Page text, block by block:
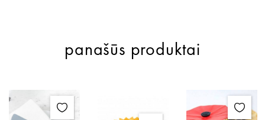
panašūs produktai